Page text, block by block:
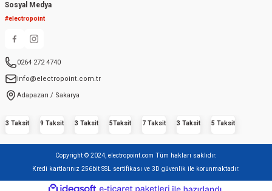
Sosyal Medya
#electropoint
0264 272 4740
info@electropoint.com.tr
Adapazarı / Sakarya
3 Taksit 9 Taksit 3 Taksit 5Taksit 7 Taksit 3 Taksit 5 Taksit
Copyright © 2024, electropoint.com Tüm hakları saklıdır.
Kredi kartlarınız 256bit SSL sertifikası ve 3D güvenlik ile korunmaktadır.
ideasoft e-